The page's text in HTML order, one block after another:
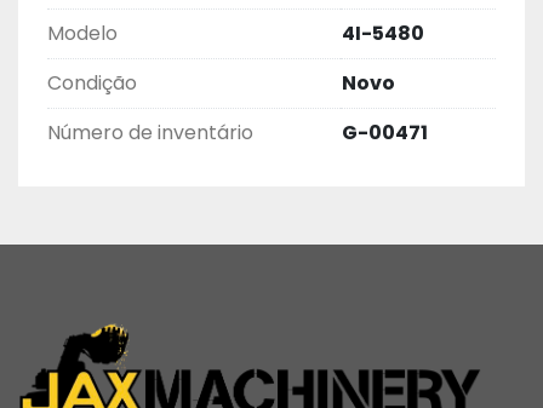
Modelo
4I-5480
Condição
Novo
Número de inventário
G-00471